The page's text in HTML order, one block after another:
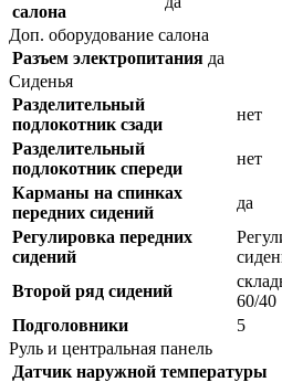
салона
Доп. оборудование салона
Разъем электропитания да
Сиденья
Разделительный
подлокотник сзади
нет
Разделительный
подлокотник спереди
нет
Карманы на спинках
передних сидений
да
Регулировка передних
сидений
Второй ряд сидений
60/40
Подголовники
5
Руль и центральная панель
Датчик наружной температуры